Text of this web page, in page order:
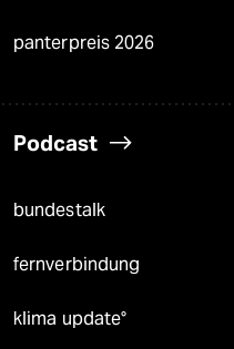
panterpreis 2026
Podcast
bundestalk
fernverbindung
klima update°